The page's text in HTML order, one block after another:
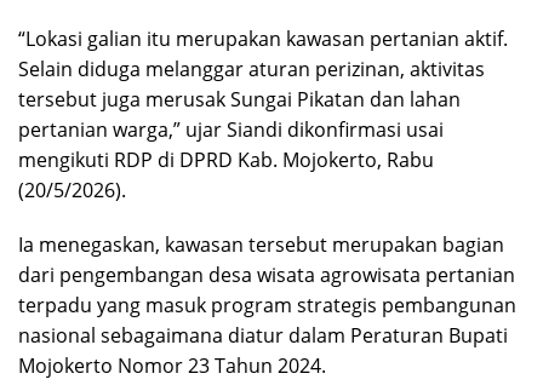
“Lokasi galian itu merupakan kawasan pertanian aktif.
Selain diduga melanggar aturan perizinan, aktivitas
tersebut juga merusak Sungai Pikatan dan lahan
pertanian warga,” ujar Siandi dikonfirmasi usai
mengikuti RDP di DPRD Kab. Mojokerto, Rabu
(20/5/2026).
Ia menegaskan, kawasan tersebut merupakan bagian
dari pengembangan desa wisata agrowisata pertanian
terpadu yang masuk program strategis pembangunan
nasional sebagaimana diatur dalam Peraturan Bupati
Mojokerto Nomor 23 Tahun 2024.